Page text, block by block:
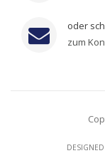
oder
zum
DESIGNED